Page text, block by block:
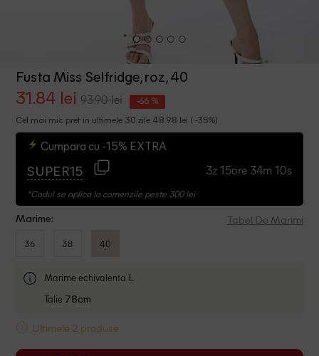
Fusta Miss Selfridge, roz, 40
31.84 lei 93.90 lei -66 %
Cel mai mic pret in ultimele 30 zile 48.98 lei ( -35%)
Cumpara cu -15% EXTRA
SUPER15 3z 15ore 34m 10s
*Codul se aplica la comenzile peste 300 lei
Marime: Tabel De Marimi
36 38 40
Marime echivalenta L
Talie 78cm
Ultimele 2 produse